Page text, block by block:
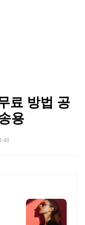
료 방법 공
용